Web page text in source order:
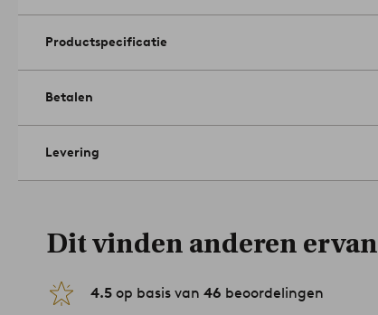
Productspecificatie
Betalen
Levering
Dit vinden anderen ervan
4.5 op basis van 46 beoordelingen